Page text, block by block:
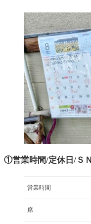
①営業時間/定休日/Ｓ
営業時間
席